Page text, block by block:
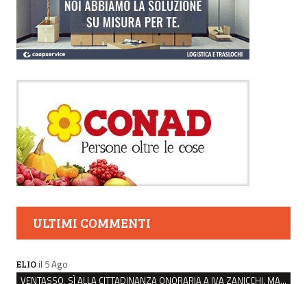
ULTIMI COMMENTI
ELIO il 5 Ago
VENTASSO, SÌ ALLA CITTADINANZA ONORARIA A IVA ZANICCHI. MA BARGIACCHI: “È DI PESSIMO GUSTO”